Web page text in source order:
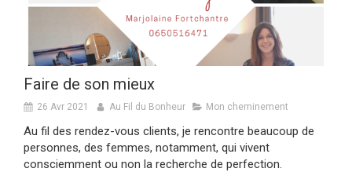
Faire de son mieux
26 Avr 2021 Au Fil du Bonheur Mon cheminement
Au fil des rendez-vous clients, je rencontre beaucoup de
personnes, des femmes, notamment, qui vivent
consciemment ou non la recherche de perfection.